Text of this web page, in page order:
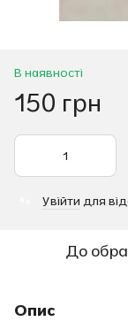
В наявності
150 грн
Увійти для
До
Опис